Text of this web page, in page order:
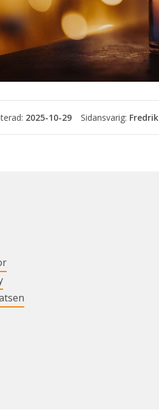
2025-10-29
Länk till annan webbplats.
Länk till annan webbplats.